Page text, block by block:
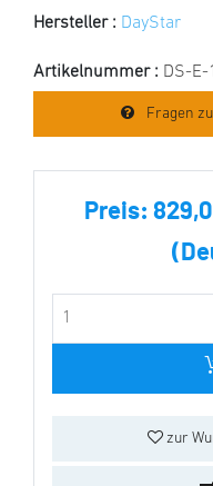
Hersteller : DayStar
Artikelnummer : DS-
Fragen
Preis:
zur